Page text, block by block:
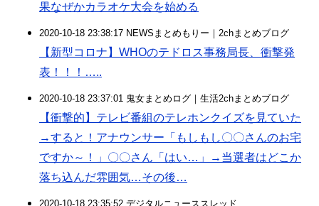
果なぜかカラオケ大会を始める
2020-10-18 23:38:17 NEWSまとめもりー｜2chまとめブログ
【新型コロナ】WHOのテドロス事務局長、衝撃発
表！！！…..
2020-10-18 23:37:01 鬼女まとめログ｜生活2chまとめブログ
【衝撃的】テレビ番組のテレホンクイズを見ていた
→すると！アナウンサー「もしもし〇〇さんのお宅
ですか～！」〇〇さん「はい…」→当選者はどこか
落ち込んだ雰囲気…その後…
2020-10-18 23:35:52 デジタルニューススレッド